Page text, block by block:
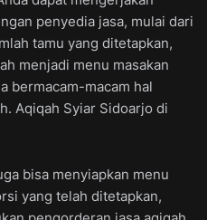
penyedia jasa, mulai dari
tamu yang ditetapkan,
menjadi menu masakan
bermacam-macam hal
Aqiqah Syiar Sidoarjo di
bisa menyiapkan menu
yang telah ditetapkan,